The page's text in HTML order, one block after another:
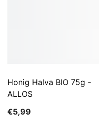
Honig Halva BIO 75g -
ALLOS
€5,99